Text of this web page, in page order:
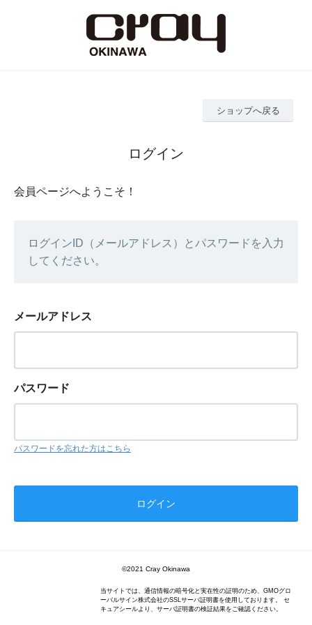
ショップへ戻る
ログイン
会員ページへようこそ！
ログインID（メールアドレス）とパスワードを入力
してください。
メールアドレス
パスワード
パスワードを忘れた方はこちら
©2021 Cray Okinawa
当サイトでは、通信情報の暗号化と実在性の証明のため、GMOグロ
ーバルサイン株式会社のSSLサーバ証明書を使用しております。 セ
キュアシールより、サーバ証明書の検証結果をご確認ください。